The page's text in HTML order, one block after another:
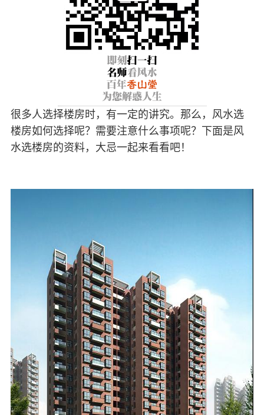
很多人选择楼房时，有一定的讲究。那么，风水选
楼房如何选择呢？需要注意什么事项呢？下面是风
水选楼房的资料，大忌一起来看看吧！